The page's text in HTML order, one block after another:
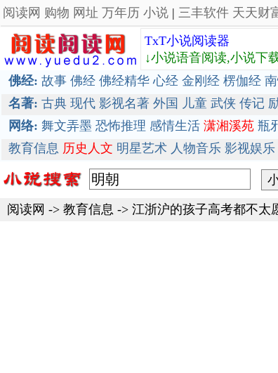
阅读网 购物 网址 万年历 小说 | 三丰软件 天天财
TxT小说阅读器
↓小说语音阅读,小说下
佛经: 故事 佛经 佛经精华 心经 金刚经 楞伽经
名著: 古典 现代 影视名著 外国 儿童 武侠 传记
网络: 舞文弄墨 恐怖推理 感情生活 潇湘溪苑 瓶
教育信息 历史人文 明星艺术 人物音乐 影视娱乐
阅读网 -> 教育信息 -> 江浙沪的孩子高考都不太